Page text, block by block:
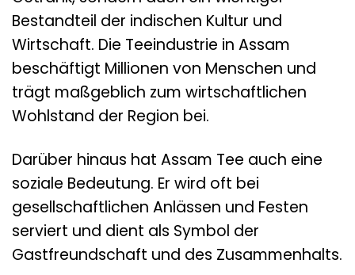
Bestandteil der indischen Kultur und
Wirtschaft. Die Teeindustrie in Assam
beschäftigt Millionen von Menschen und
trägt maßgeblich zum wirtschaftlichen
Wohlstand der Region bei.
Darüber hinaus hat Assam Tee auch eine
soziale Bedeutung. Er wird oft bei
gesellschaftlichen Anlässen und Festen
serviert und dient als Symbol der
Gastfreundschaft und des Zusammenhalts.